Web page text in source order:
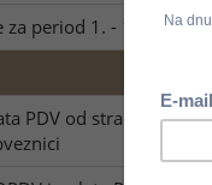
za period 1. - 15. april
PDV od strane